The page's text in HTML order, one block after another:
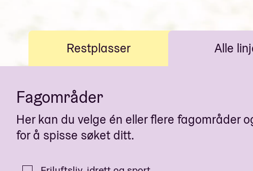
Restplasser Alle
Fagområder
Her kan du velge én eller flere fagområder
for å spisse søket ditt.